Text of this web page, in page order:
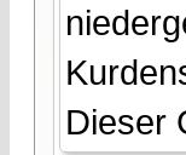
Dieser